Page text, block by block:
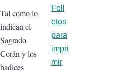
Tal como lo
indican el
Sagrado
Corán y los
hadices
Foll
etos
para
impri
mir